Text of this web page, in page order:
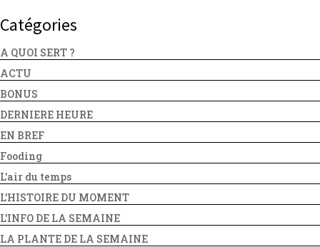
Catégories
A QUOI SERT ?
ACTU
BONUS
DERNIERE HEURE
EN BREF
Fooding
L'air du temps
L'HISTOIRE DU MOMENT
L'INFO DE LA SEMAINE
LA PLANTE DE LA SEMAINE